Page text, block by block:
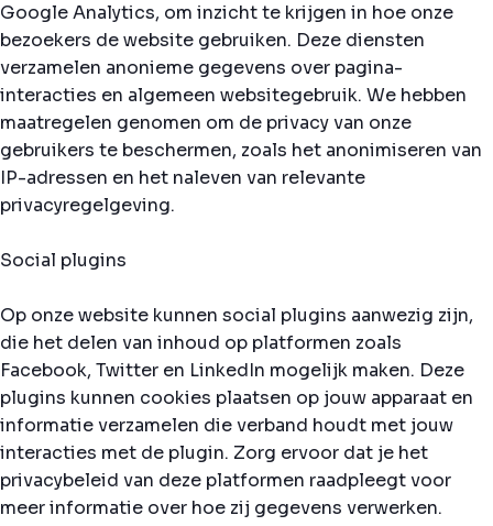
Google Analytics, om inzicht te krijgen in hoe onze
bezoekers de website gebruiken. Deze diensten
verzamelen anonieme gegevens over pagina-
interacties en algemeen websitegebruik. We hebben
maatregelen genomen om de privacy van onze
gebruikers te beschermen, zoals het anonimiseren van
IP-adressen en het naleven van relevante
privacyregelgeving.
Social plugins
Op onze website kunnen social plugins aanwezig zijn,
die het delen van inhoud op platformen zoals
Facebook, Twitter en LinkedIn mogelijk maken. Deze
plugins kunnen cookies plaatsen op jouw apparaat en
informatie verzamelen die verband houdt met jouw
interacties met de plugin. Zorg ervoor dat je het
privacybeleid van deze platformen raadpleegt voor
meer informatie over hoe zij gegevens verwerken.